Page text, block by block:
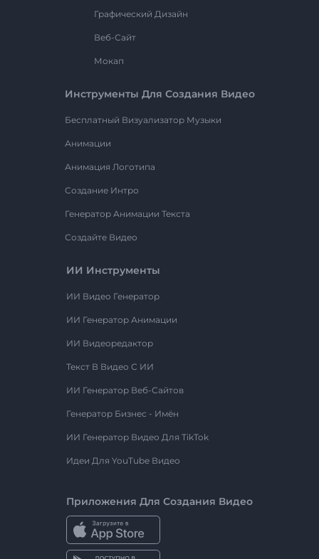
Графический Дизайн
Веб-Сайт
Мокап
Инструменты Для Создания Видео
Бесплатный Визуализатор Музыки
Анимации
Анимация Логотипа
Создание Интро
Генератор Анимации Текста
Создайте Видео
ИИ Инструменты
ИИ Видео Генератор
ИИ Генератор Анимации
ИИ Видеоредактор
Текст В Видео С ИИ
ИИ Генератор Веб-Сайтов
Генератор Бизнес - Имён
ИИ Генератор Видео Для TikTok
Идеи Для YouTube Видео
Приложения Для Создания Видео